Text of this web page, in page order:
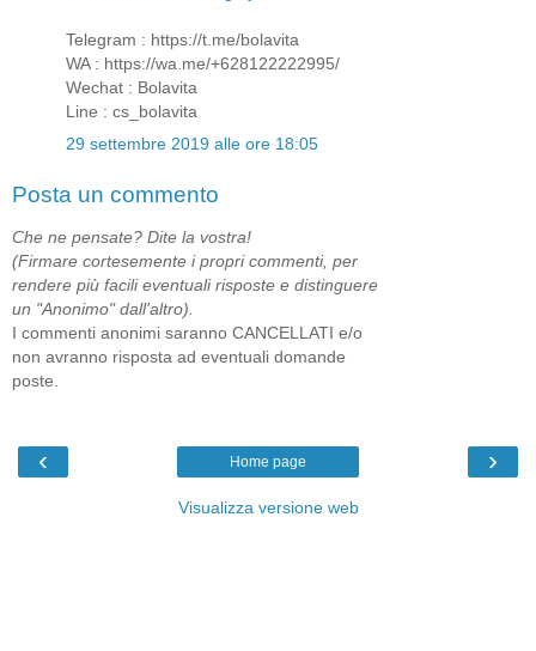
Telegram : https://t.me/bolavita
WA : https://wa.me/+628122222995/
Wechat : Bolavita
Line : cs_bolavita
29 settembre 2019 alle ore 18:05
Posta un commento
Che ne pensate? Dite la vostra!
(Firmare cortesemente i propri commenti, per
rendere più facili eventuali risposte e distinguere
un "Anonimo" dall'altro).
I commenti anonimi saranno CANCELLATI e/o
non avranno risposta ad eventuali domande
poste.
‹ ›
Home page
Visualizza versione web